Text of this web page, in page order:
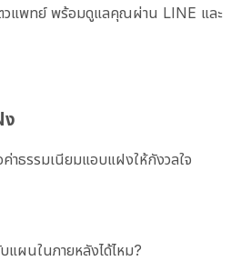
วแพทย์ พร้อมดูแลคุณผ่าน LINE และ
ง
าธรรมเนียมแอบแฝงให้กังวลใจ
แผนในภายหลังได้ไหม?